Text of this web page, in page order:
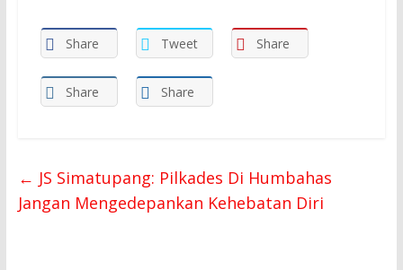
Share Tweet Share
Share Share
← JS Simatupang: Pilkades Di Humbahas
Jangan Mengedepankan Kehebatan Diri